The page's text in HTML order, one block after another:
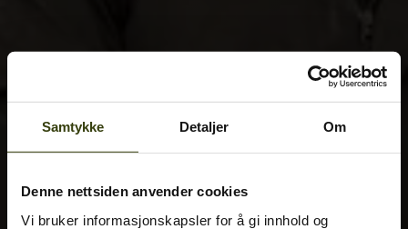
Samtykke Detaljer Om
Denne nettsiden anvender cookies
Vi bruker informasjonskapsler for å gi innhold og